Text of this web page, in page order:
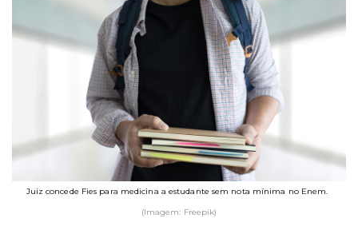
Juiz concede Fies para medicina a estudante sem nota mínima no Enem.
(Imagem: Freepik)